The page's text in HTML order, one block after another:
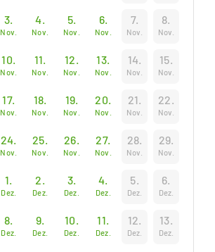
3.
Nov.
4.
Nov.
5.
Nov.
6.
Nov.
7.
Nov.
8.
Nov.
10.
Nov.
11.
Nov.
12.
Nov.
13.
Nov.
14.
Nov.
15.
Nov.
17.
Nov.
18.
Nov.
19.
Nov.
20.
Nov.
21.
Nov.
22.
Nov.
24.
Nov.
25.
Nov.
26.
Nov.
27.
Nov.
28.
Nov.
29.
Nov.
1.
Dez.
2.
Dez.
3.
Dez.
4.
Dez.
5.
Dez.
6.
Dez.
8.
Dez.
9.
Dez.
10.
Dez.
11.
Dez.
12.
Dez.
13.
Dez.